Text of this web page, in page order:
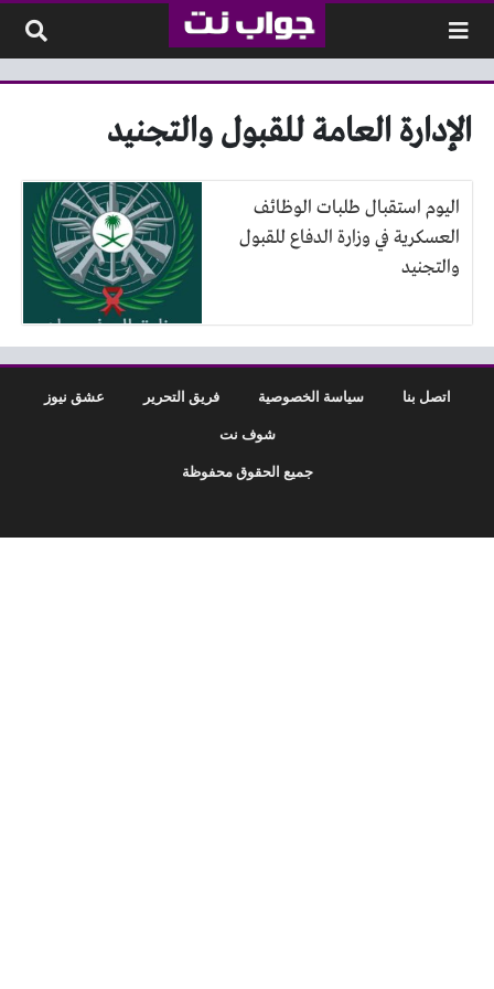
الإدارة العامة للقبول والتجنيد
اليوم استقبال طلبات الوظائف
العسكرية في وزارة الدفاع للقبول
والتجنيد
اتصل بنا سياسة الخصوصية فريق التحرير عشق نيوز
شوف نت
جميع الحقوق محفوظة